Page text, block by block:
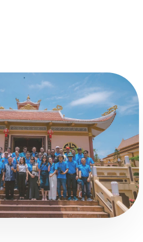
làng Nachok (Bản Mạy), tỉnh
khu di tích lịch sử về Chủ tịch Hồ
Nơi đây được coi như một biểu
giữa hai quốc gia Việt Nam –
Thái Lan